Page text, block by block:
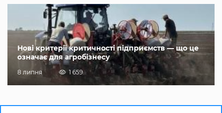
Нові критерії критичності підприємств — що це
означає для агробізнесу
8 липня 1 659